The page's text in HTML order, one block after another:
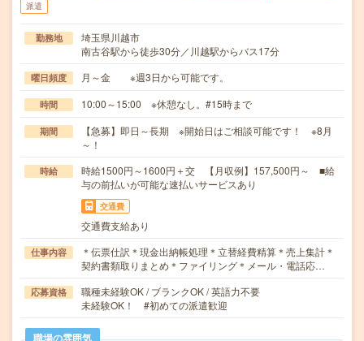
派遣
勤務地
埼玉県川越市
南古谷駅から徒歩30分／川越駅からバス17分
曜日頻度 月～金 ※週3日から可能です。
時間 10:00～15:00 ※休憩なし。#15時まで
期間
【急募】即日～長期 ※開始日はご相談可能です！ ※8月
～！
時給
時給1500円～1600円＋交 【月収例】157,500円～ ■給
与の前払いが可能な速払いサービスあり
交通費
交通費支給あり
仕事内容
＊伝票仕訳＊現金出納帳処理＊立替経費精算＊売上集計＊
契約書類取りまとめ＊ファイリング＊メール・電話応…
応募資格
職種未経験OK / ブランクOK / 英語力不要
未経験OK！ #初めての派遣歓迎
職場の雰囲気